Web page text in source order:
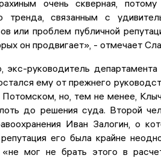
очень скверная,
тренда, связанным с
или проблем публичной
он продвигает», - отмечает
экс-руководитель департамента
ему от прежнего
но, тем не менее,
до решения суда. Второй
Иван Залогин, о
его была крайне
«не мог не брать этого в